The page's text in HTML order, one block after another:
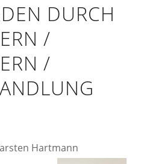
DURCH
/
/
Hartmann